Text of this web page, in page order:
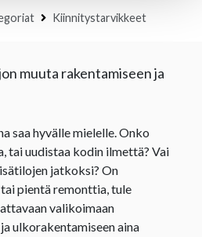
Kiinnitystarvikkeet
muuta rakentamiseen ja
saa hyvälle mielelle. Onko
tai uudistaa kodin ilmettä? Vai
jatkoksi? On
pientä remonttia, tule
valikoimaan
ulkorakentamiseen aina